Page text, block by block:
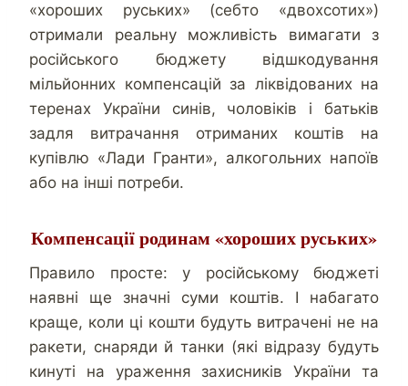
«хороших руських» (себто «двохсотих»)
отримали реальну можливість вимагати з
російського бюджету відшкодування
мільйонних компенсацій за ліквідованих на
теренах України синів, чоловіків і батьків
задля витрачання отриманих коштів на
купівлю «Лади Гранти», алкогольних напоїв
або на інші потреби.
Компенсації родинам «хороших руських»
Правило просте: у російському бюджеті
наявні ще значні суми коштів. І набагато
краще, коли ці кошти будуть витрачені не на
ракети, снаряди й танки (які відразу будуть
кинуті на ураження захисників України та